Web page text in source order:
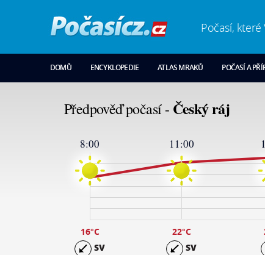
Počasí, které
DOMŮ ENCYKLOPEDIE ATLAS MRAKŮ POČASÍ A
Předpověď počasí - Český ráj
8:00
16°C
SV
11:00
22°C
SV
26
24
19